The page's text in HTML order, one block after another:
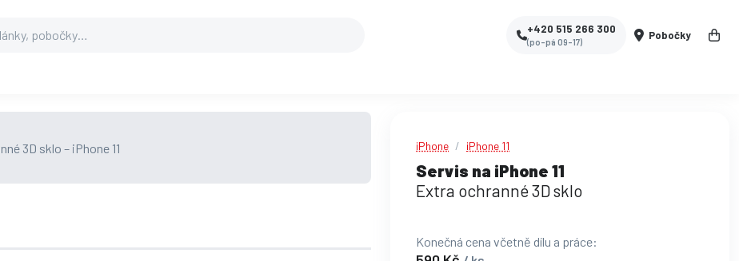
+420 515 266 300
(po-pá 09-17)
Pobočky
iPhone iPhone 11
Servis na iPhone 11
Extra ochranné 3D sklo
Konečná cena včetně dílu a práce: